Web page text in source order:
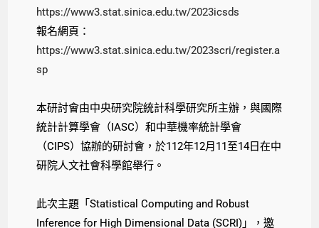
https://www3.stat.sinica.edu.tw/2023icsds
報名網頁：
https://www3.stat.sinica.edu.tw/2023scri/register.a
sp
本研討會由中央研究院統計科學研究所主辦，與國際
統計計算學會（IASC）和中華機率統計學會
（CIPS）協辦的研討會，於112年12月11至14日在中
研院人文社會科學館舉行。
此次主題「Statistical Computing and Robust
Inference for High Dimensional Data (SCRI)」，邀